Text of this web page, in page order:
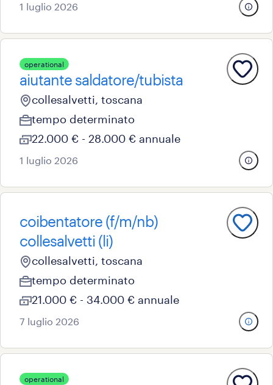
1 luglio 2026
operational
aiutante saldatore/tubista
collesalvetti, toscana
tempo determinato
22.000 € - 28.000 € annuale
1 luglio 2026
coibentatore (f/m/nb)
collesalvetti (li)
collesalvetti, toscana
tempo determinato
21.000 € - 34.000 € annuale
7 luglio 2026
operational